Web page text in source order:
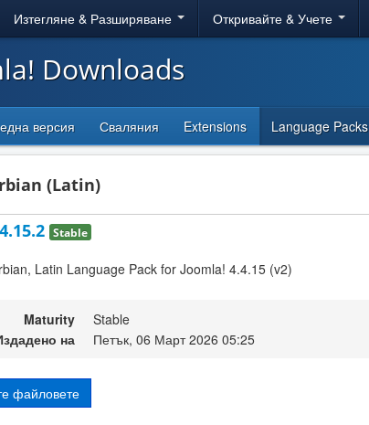
Изтегляне & Разширяване Откривайте & Учете
Downloads
версия Сваляния Extensions Language Packs
(Latin)
Stable
Latin Language Pack for Joomla! 4.4.15 (v2)
Maturity
Stable
на
Петък, 06 Март 2026 05:25
файловете